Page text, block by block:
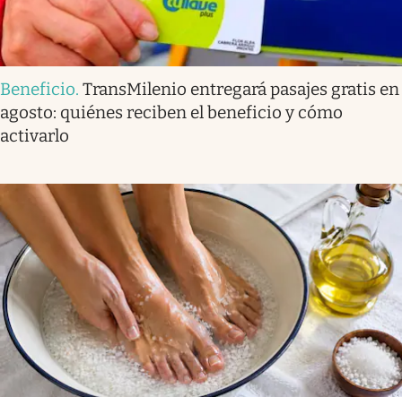
Beneficio. TransMilenio entregará pasajes gratis en
agosto: quiénes reciben el beneficio y cómo
activarlo